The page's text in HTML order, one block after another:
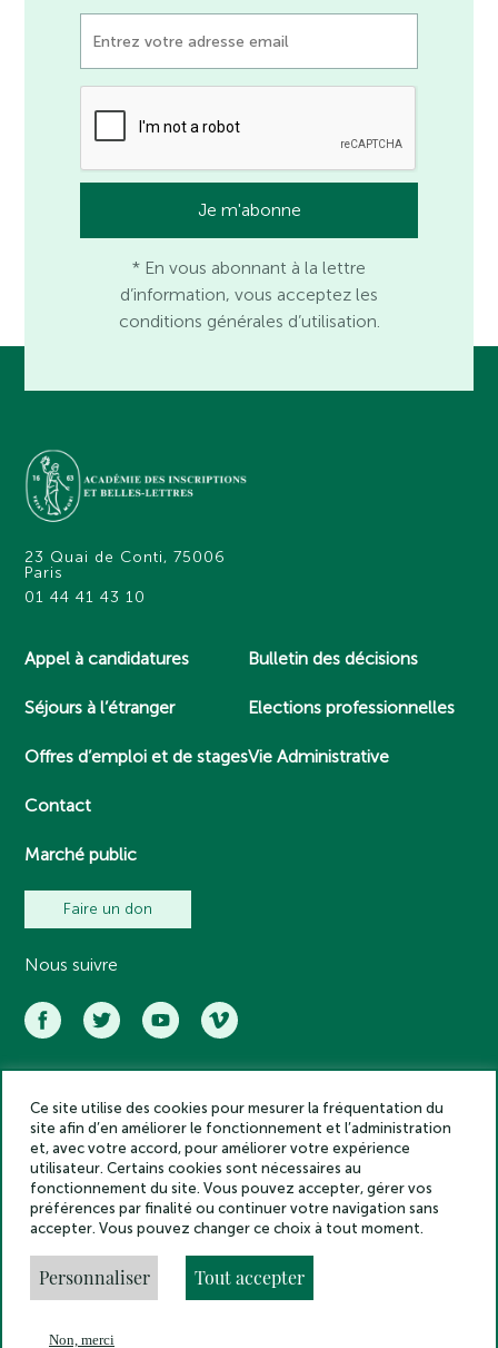
* En vous abonnant à la lettre
d’information, vous acceptez les
conditions générales d’utilisation.
23 Quai de Conti, 75006
Paris
01 44 41 43 10
Appel à candidatures
Séjours à l’étranger
Offres d’emploi et de stages
Contact
Marché public
Bulletin des décisions
Elections professionnelles
Vie Administrative
Faire un don
Nous suivre
Académie des inscriptions et belles lettres – Tous droits réservés
2025
Politique de confidentialité
Mentions légales
Crédits
Gestion des cookies
Made by
Ce site utilise des cookies pour mesurer la fréquentation du
site afin d’en améliorer le fonctionnement et l’administration
et, avec votre accord, pour améliorer votre expérience
utilisateur. Certains cookies sont nécessaires au
fonctionnement du site. Vous pouvez accepter, gérer vos
préférences par finalité ou continuer votre navigation sans
accepter. Vous pouvez changer ce choix à tout moment.
Personnaliser Tout accepter
Non, merci